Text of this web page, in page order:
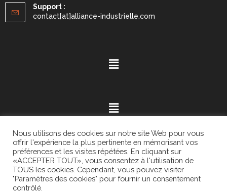
Support :
contact[at]alliance-industrielle.com
Mention légales - ©2021.Alvaria. All Rights Reserved.
Nous utilisons des cookies sur notre site Web pour vous
offrir l'expérience la plus pertinente en mémorisant vos
préférences et les visites répétées. En cliquant sur
«ACCEPTER TOUT», vous consentez à l'utilisation de
TOUS les cookies. Cependant, vous pouvez visiter
"Paramètres des cookies" pour fournir un consentement
contrôlé.